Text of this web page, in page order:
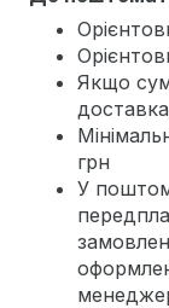
Якщо
грн
У